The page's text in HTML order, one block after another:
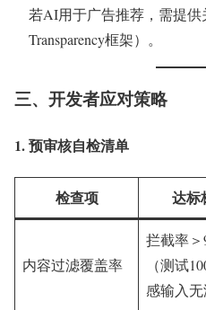
若AI用于广告推荐，需提供
Transparency框架）。
三、开发者应对策略
1. 预审核自检清单
检查项 达标
内容过滤覆盖率
拦截率＞
（测试
感输入无